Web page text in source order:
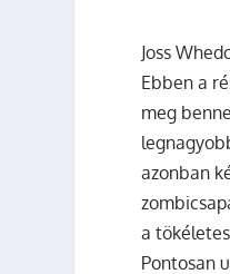
Joss
Ebben a
meg benne
azonban
a
Pontosan